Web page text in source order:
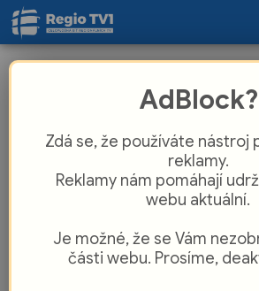
nejvyšší ocenění kvality
AdBlock?
Zdá se, že používáte nástroj
reklamy.
Reklamy nám pomáhají
webu aktuální.
Je možné, že se Vám
části webu. Prosíme,